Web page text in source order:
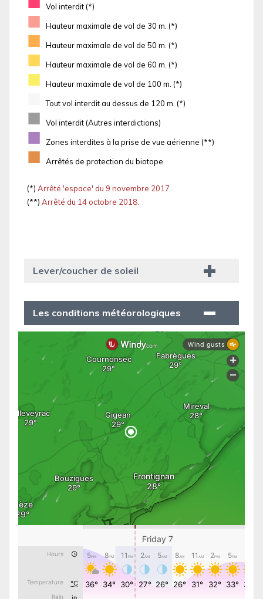
Vol interdit (*)
■ Hauteur maximale de vol de 30 m. (*)
■ Hauteur maximale de vol de 50 m. (*)
■ Hauteur maximale de vol de 60 m. (*)
■ Hauteur maximale de vol de 100 m. (*)
Tout vol interdit au dessus de 120 m. (*)
■ Vol interdit (Autres interdictions)
■ Zones interdites à la prise de vue aérienne (**)
■ Arrêtés de protection du biotope
(*) Arrêté 'espace' du 9 novembre 2017
(**) Arrêté du 14 octobre 2018.
Lever/coucher de soleil
Les conditions météorologiques